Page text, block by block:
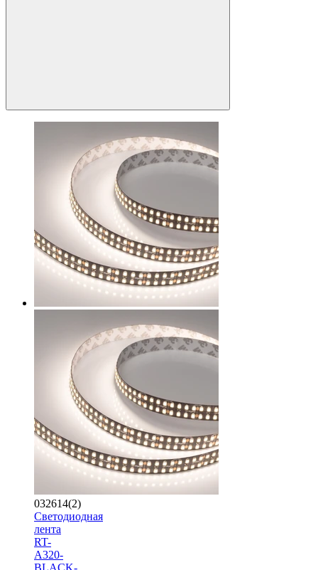
032614(2)
Светодиодная
лента
RT-
A320-
BLACK-